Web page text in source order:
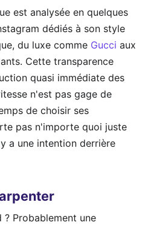
est analysée en quelques
dédiés à son style
du luxe comme Gucci aux
Cette transparence
quasi immédiate des
n'est pas gage de
de choisir ses
pas n'importe quoi juste
a une intention derrière
Probablement une